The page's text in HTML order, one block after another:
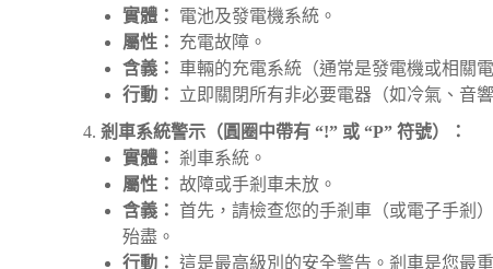
實體：
電池及發電機系統。
屬性：
充電故障。
含義： 車輛的充電系統（通常是發電機或相關
行動：
立即關閉所有非必要電器（如冷氣、音
剎車系統警示（圓圈中帶有 “!” 或 “P” 符號）：
實體： 剎車系統。
屬性： 故障或手剎車未放。
含義：
首先，請檢查您的手剎車（或電子手剎
殆盡。
行動： 這是最高級別的安全警告。剎車是您最